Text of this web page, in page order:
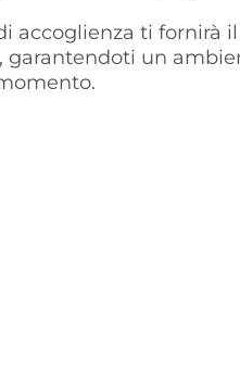
accoglienza ti fornirà
garantendoti un